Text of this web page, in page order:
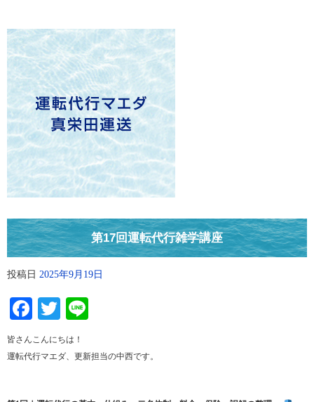
第17回運転代行雑学講座
投稿日 2025年9月19日
Facebook
Twitter
皆さんこんにちは！
運転代行マエダ、更新担当の中西です。